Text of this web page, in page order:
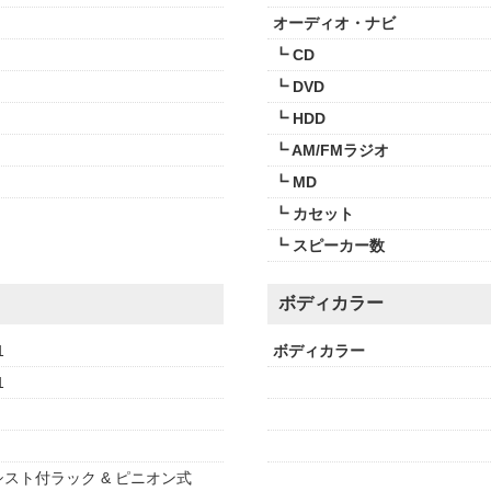
オーディオ・ナビ
┗ CD
┗ DVD
┗ HDD
┗ AM/FMラジオ
┗ MD
┗ カセット
┗ スピーカー数
スト付ラック & ピニオン式
ボディカラー
ボディカラー